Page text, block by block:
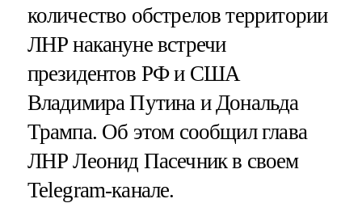
количество обстрелов территории
ЛНР накануне встречи
президентов РФ и США
Владимира Путина и Дональда
Трампа. Об этом сообщил глава
ЛНР Леонид Пасечник в своем
Telegram-канале.